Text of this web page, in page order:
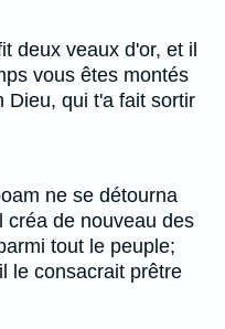
deux veaux d'or, et il
vous êtes montés
Dieu, qui t'a fait sortir
ne se détourna
créa de nouveau des
tout le peuple;
le consacrait prêtre